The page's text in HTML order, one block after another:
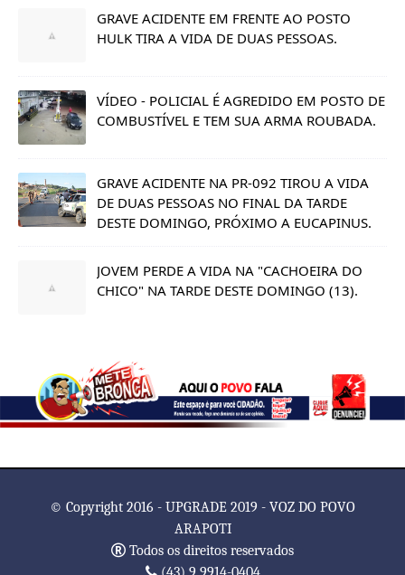
GRAVE ACIDENTE EM FRENTE AO POSTO
HULK TIRA A VIDA DE DUAS PESSOAS.
VÍDEO - POLICIAL É AGREDIDO EM POSTO DE
COMBUSTÍVEL E TEM SUA ARMA ROUBADA.
GRAVE ACIDENTE NA PR-092 TIROU A VIDA
DE DUAS PESSOAS NO FINAL DA TARDE
DESTE DOMINGO, PRÓXIMO A EUCAPINUS.
JOVEM PERDE A VIDA NA "CACHOEIRA DO
CHICO" NA TARDE DESTE DOMINGO (13).
© Copyright 2016 - UPGRADE 2019 - VOZ DO POVO
ARAPOTI
Todos os direitos reservados